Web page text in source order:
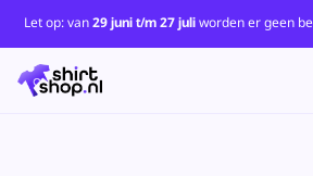
Let op: van29 juni t/m 27 juliworden er geen
Standaard
Price: Lowest First
Price: Highest First